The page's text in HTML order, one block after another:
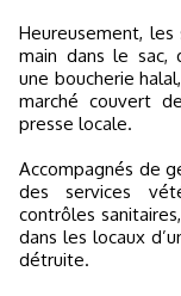
Heureusement,
main dans le sac,
une boucherie
marché couvert
presse locale.
Accompagnés de
des services
contrôles
dans les locaux
détruite.